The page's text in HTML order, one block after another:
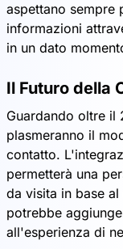
aspettano sempre
informazioni
in un dato
Il Futuro della
Guardando oltre il
plasmeranno il
contatto.
permetterà una
da visita in base
potrebbe
all'esperienza di